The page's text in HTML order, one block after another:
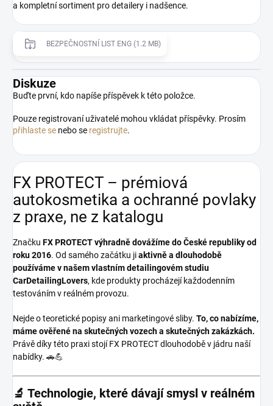
a kompletní sortiment pro detailery i nadšence.
BEZPEČNOSTNÍ LIST ENG (1.2 MB)
Diskuze
Buďte první, kdo napíše příspěvek k této položce.
Pouze registrovaní uživatelé mohou vkládat příspěvky. Prosím
přihlaste se nebo se registrujte.
FX PROTECT – prémiová
autokosmetika a ochranné povlaky
z praxe, ne z katalogu
Značku FX PROTECTvýhradně dovážíme do České republiky od
roku 2016. Od samého začátku jiaktivně a dlouhodobě
používáme v našem vlastním detailingovém studiu
CarDetailingLovers, kde produkty procházejí každodenním
testováním v reálném provozu.
Nejde o teoretické popisy ani marketingové sliby. To, co nabízíme,
máme ověřené na skutečných vozech a skutečných zakázkách.
Právě díky této praxi stojí FX PROTECT dlouhodobě v jádru naší
nabídky. 🚗💪
🔬 Technologie, které dávají smysl v reálném